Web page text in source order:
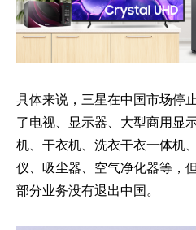
具体来说，三星在中国市场停
了电视、显示器、大型商用显
机、干衣机、洗衣干衣一体机
仪、吸尘器、空气净化器等，
部分业务没有退出中国。